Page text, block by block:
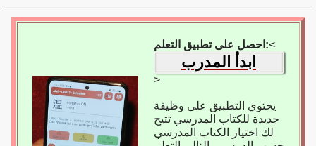
احصل على تطبيق التعلم:<
ابدأ المدرب
>
يحتوي التطبيق على وظيفة
جديدة للكتاب المدرسي تتيح
لك اختيار الكتاب المدرسي